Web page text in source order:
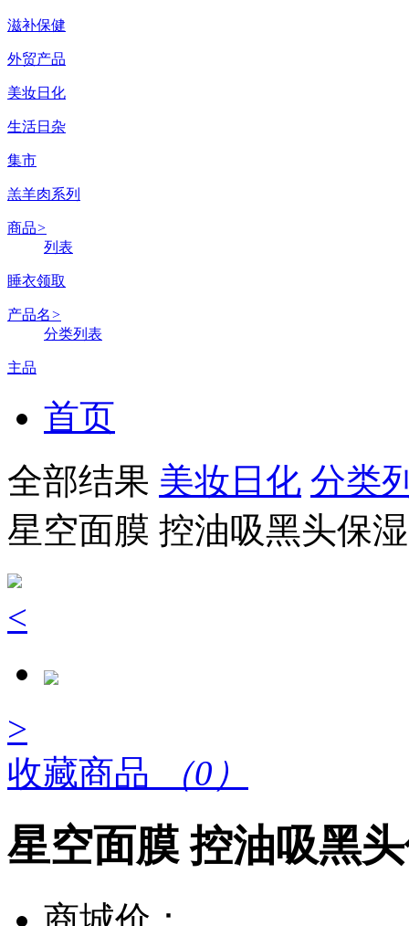
滋补保健
外贸产品
美妆日化
生活日杂
集市
羔羊肉系列
商品>
列表
睡衣领取
产品名>
分类列表
主品
首页
全部结果 美妆日化 分类
星空面膜 控油吸黑头保
<
>
收藏商品
（0）
星空面膜 控油吸黑